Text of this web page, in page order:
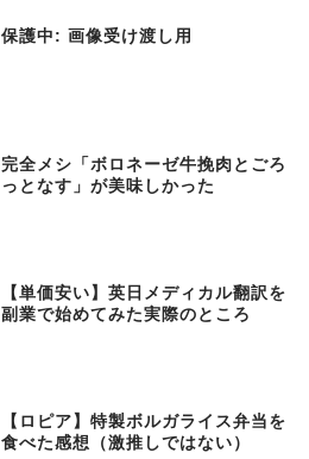
保護中: 画像受け渡し用
完全メシ「ボロネーゼ牛挽肉とごろ
っとなす」が美味しかった
【単価安い】英日メディカル翻訳を
副業で始めてみた実際のところ
【ロピア】特製ボルガライス弁当を
食べた感想（激推しではない）